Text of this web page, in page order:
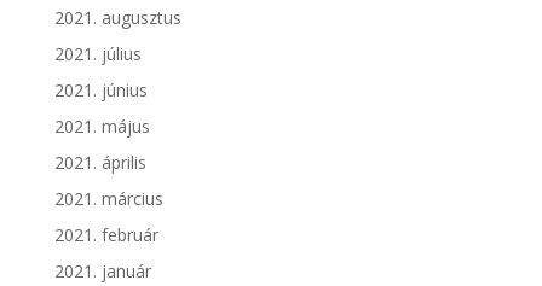
2021. augusztus
2021. július
2021. június
2021. május
2021. április
2021. március
2021. február
2021. január